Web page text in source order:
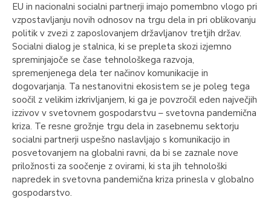
EU in nacionalni socialni partnerji imajo pomembno vlogo pri
vzpostavljanju novih odnosov na trgu dela in pri oblikovanju
politik v zvezi z zaposlovanjem državljanov tretjih držav.
Socialni dialog je stalnica, ki se prepleta skozi izjemno
spreminjajoče se čase tehnološkega razvoja,
spremenjenega dela ter načinov komunikacije in
dogovarjanja. Ta nestanovitni ekosistem se je poleg tega
soočil z velikim izkrivljanjem, ki ga je povzročil eden največjih
izzivov v svetovnem gospodarstvu – svetovna pandemična
kriza. Te resne grožnje trgu dela in zasebnemu sektorju
socialni partnerji uspešno naslavljajo s komunikacijo in
posvetovanjem na globalni ravni, da bi se zaznale nove
priložnosti za soočenje z ovirami, ki sta jih tehnološki
napredek in svetovna pandemična kriza prinesla v globalno
gospodarstvo.